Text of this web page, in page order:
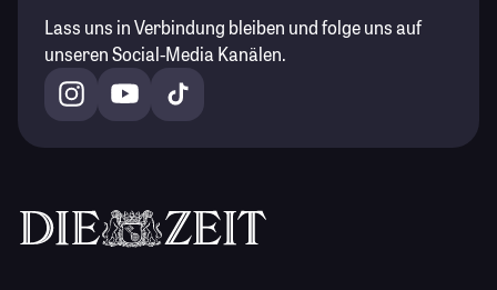
Lass uns in Verbindung bleiben und folge uns auf
unseren Social-Media Kanälen.